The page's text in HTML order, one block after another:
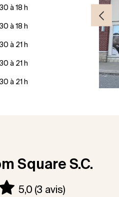
à 18 h
à 18 h
à 21 h
à 21 h
à 21 h
Square S.C.
5,0 (3 avis)